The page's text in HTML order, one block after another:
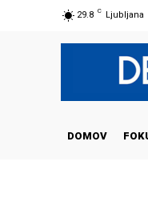
29.8 C Ljubljana
DOMOV